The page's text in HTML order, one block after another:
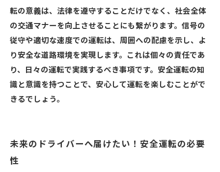
転の意義は、法律を遵守することだけでなく、社会全体
の交通マナーを向上させることにも繋がります。信号の
従守や適切な速度での運転は、周囲への配慮を示し、よ
り安全な道路環境を実現します。これは個々の責任であ
り、日々の運転で実践するべき事項です。安全運転の知
識と意識を持つことで、安心して運転を楽しむことがで
きるでしょう。
未来のドライバーへ届けたい！安全運転の必要
性